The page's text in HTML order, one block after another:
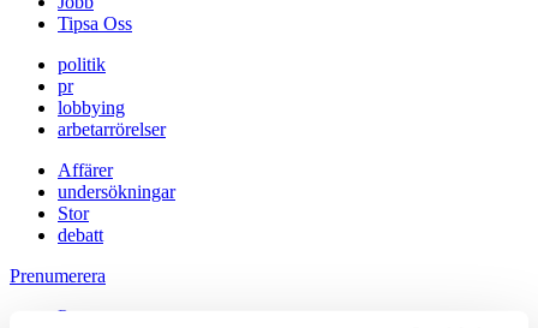
Tipsa Oss
politik
pr
lobbying
arbetarrörelser
Affärer
undersökningar
Stor
debatt
Prenumerera
Prenumerera